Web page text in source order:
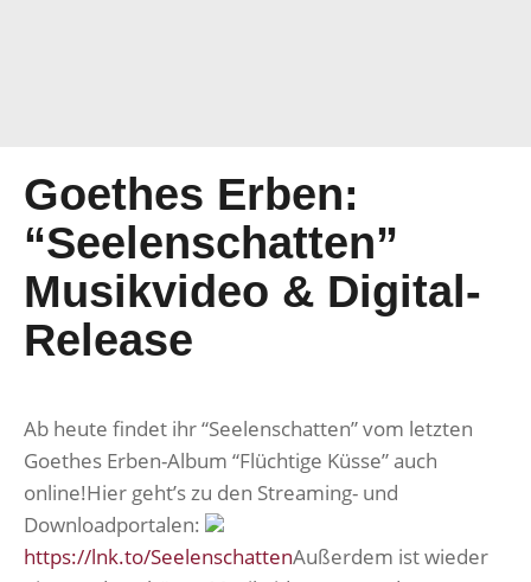
Goethes Erben:
“Seelenschatten”
Musikvideo & Digital-
Release
Ab heute findet ihr “Seelenschatten” vom letzten
Goethes Erben-Album “Flüchtige Küsse” auch
online!Hier geht’s zu den Streaming- und
Downloadportalen:
https://lnk.to/SeelenschattenAußerdem ist wieder